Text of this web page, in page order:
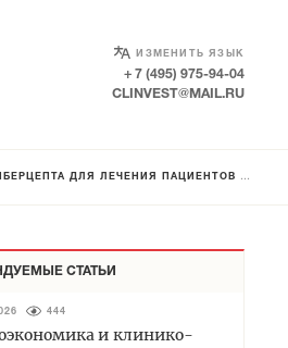
ИЗМЕНИТЬ ЯЗЫК
SELECT LANGUAGE
+ 7 (495) 975-94-04
CLINVEST@MAIL.RU
С ДИАБЕТИЧЕСКИМ МАКУЛЯРНЫМ ОТЁКОМ
СТАТЬИ
444
и клинико-